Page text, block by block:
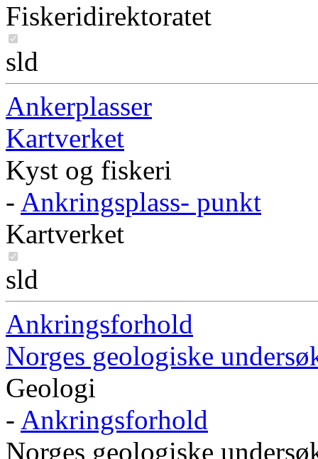
Fiskeridirektoratet
sld
Ankerplasser
Kartverket
Kyst og fiskeri
- Ankringsplass- punkt
Kartverket
sld
Ankringsforhold
Norges geologiske
Geologi
- Ankringsforhold
Norges geologiske